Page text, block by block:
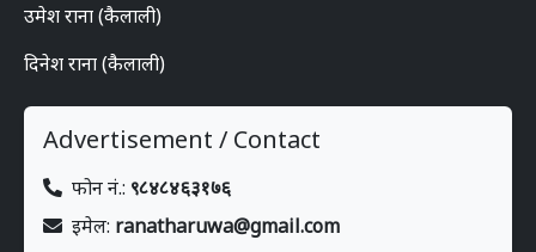
उमेश राना (कैलाली)
दिनेश राना (कैलाली)
Advertisement / Contact
फोन नं.: ९८४८४६३१७६
इमेल: ranatharuwa@gmail.com